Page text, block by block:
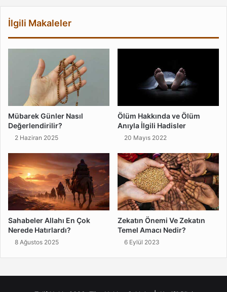
İlgili Makaleler
Mübarek Günler Nasıl
Değerlendirilir?
2 Haziran 2025
Ölüm Hakkında ve Ölüm
Anıyla İlgili Hadisler
20 Mayıs 2022
Sahabeler Allahı En Çok
Nerede Hatırlardı?
8 Ağustos 2025
Zekatın Önemi Ve Zekatın
Temel Amacı Nedir?
6 Eylül 2023